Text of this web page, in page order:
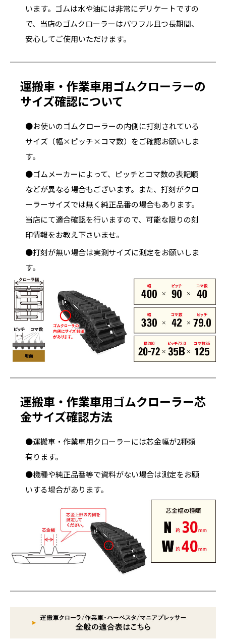
います。ゴムは水や油には非常にデリケートですの
で、当店のゴムクローラーはパワフル且つ長期間、
安心してご使用いただけます。
運搬車・作業車用ゴムクローラーの
サイズ確認について
●お使いのゴムクローラーの内側に打刻されている
サイズ（幅×ピッチ×コマ数）をご確認お願いしま
す。
●ゴムメーカーによって、ピッチとコマ数の表記順
などが異なる場合もございます。また、打刻がクロ
ーラーサイズでは無く純正品番の場合もあります。
当店にて適合確認を行いますので、可能な限りの刻
印情報をお教え下さいませ。
●打刻が無い場合は実測サイズに測定をお願いしま
す。
運搬車・作業車用ゴムクローラー芯
金サイズ確認方法
●運搬車・作業車用クローラーには芯金幅が2種類
有ります。
●機種や純正品番等で資料がない場合は測定をお願
いする場合があります。